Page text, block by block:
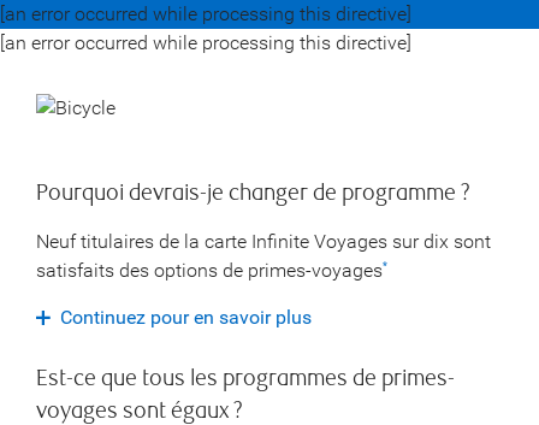
[an error occurred while processing this directive]
[an error occurred while processing this directive]
Pourquoi devrais-je changer de programme ?
Neuf titulaires de la carte Infinite Voyages sur dix sont
satisfaits des options de primes-voyages*
Continuez pour en savoir plus
Est-ce que tous les programmes de primes-
voyages sont égaux ?